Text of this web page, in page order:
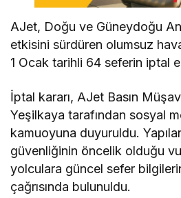
AJet, Doğu ve Güneydoğu
etkisini sürdüren olumsuz
1 Ocak tarihli 64 seferin iptal
İptal kararı, AJet Basın
Yeşilkaya tarafından sosyal
kamuoyuna duyuruldu.
güvenliğinin öncelik olduğu
yolculara güncel sefer
çağrısında bulunuldu.